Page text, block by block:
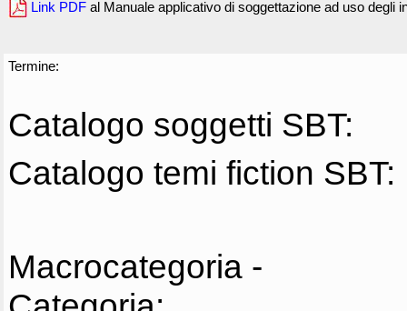
Link PDF al Manuale applicativo di soggettazione ad uso degli
Termine:
Catalogo soggetti SBT:
Catalogo temi fiction SBT:
Macrocategoria -